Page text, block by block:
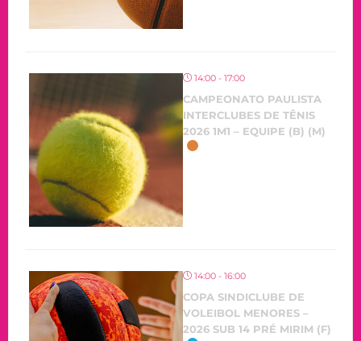
14:00 - 17:00
CAMPEONATO PAULISTA
INTERCLUBES DE TÊNIS
2026 1M1 – EQUIPE (B) (M)
14:00 - 16:00
COPA SINDICLUBE DE
VOLEIBOL MENORES –
2026 SUB 14 PRÉ MIRIM (F)